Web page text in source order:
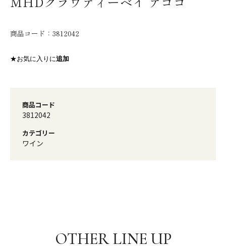
商品コード： 3812042
★お気に入りに追加
商品コード
3812042
カテゴリー
ワイン